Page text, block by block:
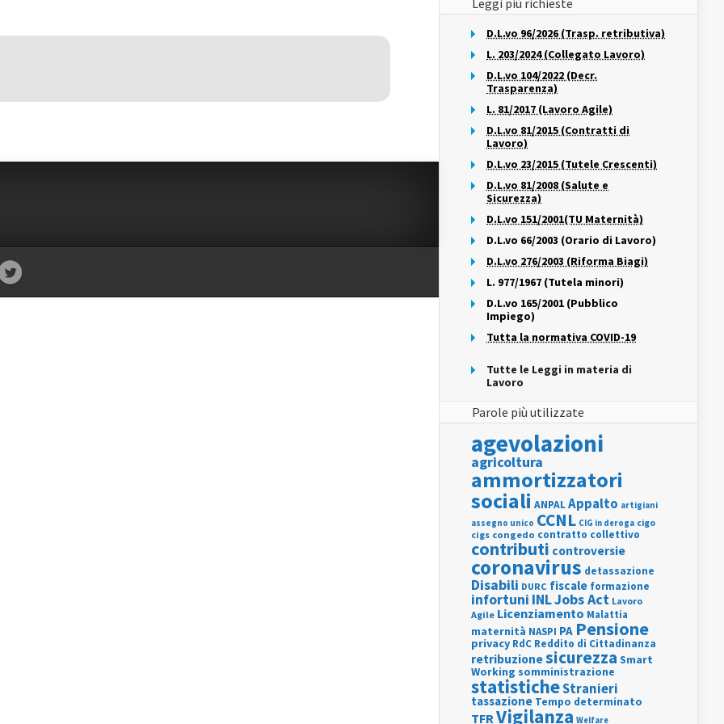
Leggi più richieste
D.L.vo 96/2026 (Trasp. retributiva)
L. 203/2024 (Collegato Lavoro)
D.L.vo 104/2022 (Decr.
Trasparenza)
L. 81/2017 (Lavoro Agile)
D.L.vo 81/2015 (Contratti di
Lavoro)
D.L.vo 23/2015 (Tutele Crescenti)
D.L.vo 81/2008 (Salute e
Sicurezza)
D.L.vo 151/2001(TU Maternità)
D.L.vo 66/2003 (Orario di Lavoro)
D.L.vo 276/2003 (Riforma Biagi)
L. 977/1967 (Tutela minori)
D.L.vo 165/2001 (Pubblico
Impiego)
Tutta la normativa COVID-19
Tutte le Leggi in materia di
Lavoro
Parole più utilizzate
agevolazioni
agricoltura
ammortizzatori
sociali ANPALAppalto artigiani
assegno unico CCNL CIG in deroga cigo
cigs congedo contratto collettivo
contributi controversie
coronavirus detassazione
Disabili DURC fiscale formazione
infortuni INLJobs Act Lavoro
Agile Licenziamento Malattia
maternità NASPI PA Pensione
privacy RdC Reddito di Cittadinanza
retribuzionesicurezza Smart
Working somministrazione
statisticheStranieri
tassazione Tempo determinato
TFRVigilanza Welfare